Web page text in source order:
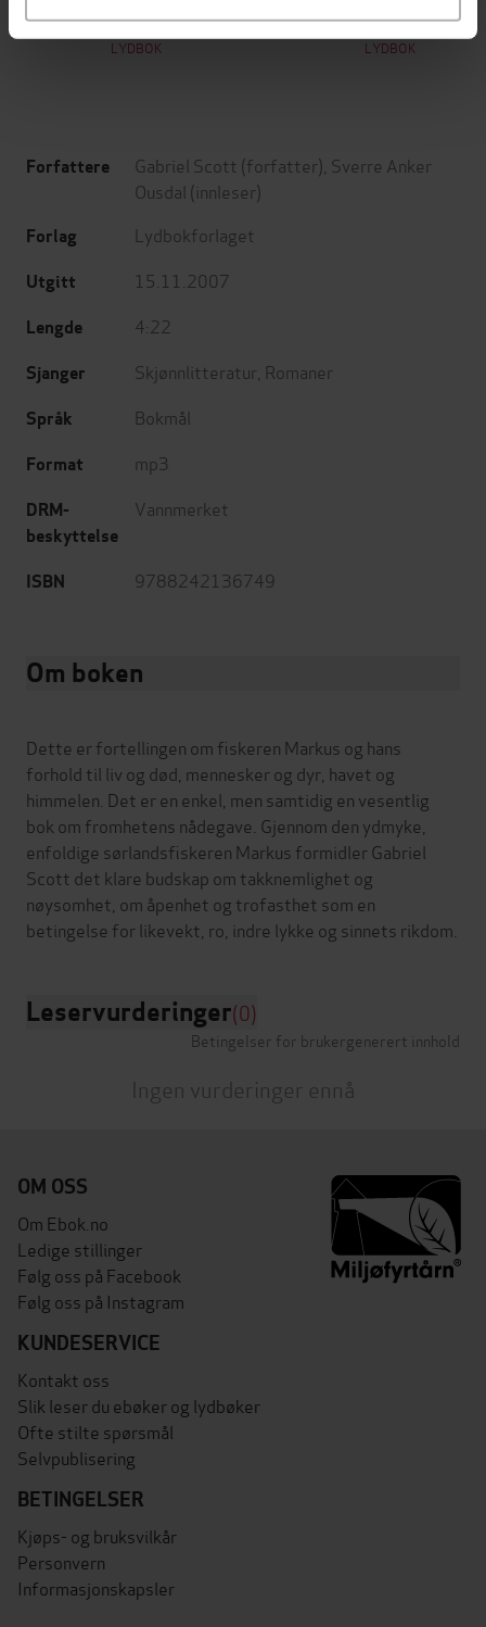
Jan Guillou
LYDBOK
Jon Michelet
LYDBOK
Forfattere Gabriel Scott (forfatter), Sverre Anker
Ousdal (innleser)
Forlag Lydbokforlaget
Utgitt 15.11.2007
Lengde 4:22
Sjanger Skjønnlitteratur Romaner
Språk Bokmål
Format mp3
DRM-
beskyttelse
Vannmerket
ISBN 9788242136749
Om boken
Dette er fortellingen om fiskeren Markus og hans
forhold til liv og død, mennesker og dyr, havet og
himmelen. Det er en enkel, men samtidig en vesentlig
bok om fromhetens nådegave. Gjennom den ydmyke,
enfoldige sørlandsfiskeren Markus formidler Gabriel
Scott det klare budskap om takknemlighet og
nøysomhet, om åpenhet og trofasthet som en
Leservurderinger(0)
Betingelser for brukergenerert innhold
Ingen vurderinger ennå
OM OSS
Om Ebok.no
Ledige stillinger
Følg oss på Facebook
Følg oss på Instagram
KUNDESERVICE
Kontakt oss
Slik leser du ebøker og lydbøker
Ofte stilte spørsmål
Selvpublisering
BETINGELSER
Kjøps- og bruksvilkår
Personvern
Informasjonskapsler